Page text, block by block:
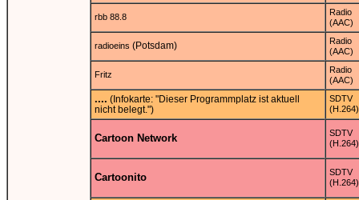
rbb 88.8
Radio
(AAC)
radioeins (Potsdam)
Radio
(AAC)
Fritz
Radio
(AAC)
.... (Infokarte: "Dieser Programmplatz ist aktuell
nicht belegt.")
SDTV
(H.264)
Cartoon Network
SDTV
(H.264)
Cartoonito
SDTV
(H.264)